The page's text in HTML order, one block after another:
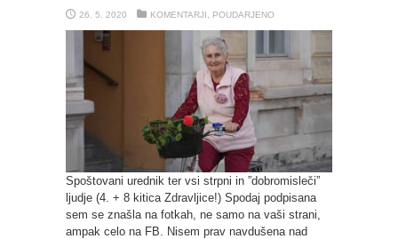
26. 5. 2020 KOMENTARJI POUDARJENO
Spoštovani urednik ter vsi strpni in ”dobromisleči”
ljudje (4. + 8 kitica Zdravljice!) Spodaj podpisana
sem se znašla na fotkah, ne samo na vaši strani,
ampak celo na FB. Nisem prav navdušena nad